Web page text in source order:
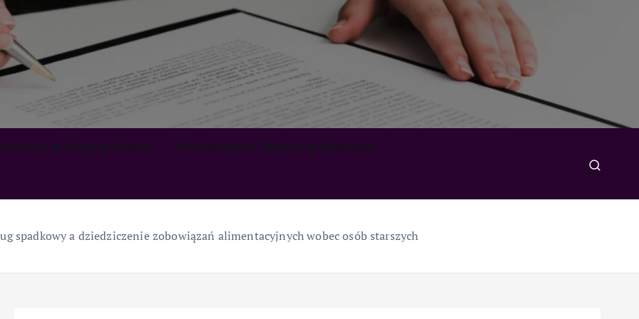
spadkowy a dziedziczenie zobowiązań alimentacyjnych wobec osób starszych